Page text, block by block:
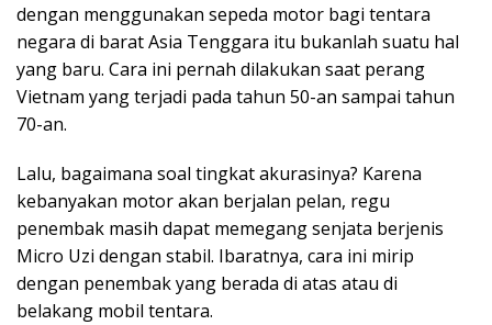
dengan menggunakan sepeda motor bagi tentara
negara di barat Asia Tenggara itu bukanlah suatu hal
yang baru. Cara ini pernah dilakukan saat perang
Vietnam yang terjadi pada tahun 50-an sampai tahun
70-an.
Lalu, bagaimana soal tingkat akurasinya? Karena
kebanyakan motor akan berjalan pelan, regu
penembak masih dapat memegang senjata berjenis
Micro Uzi dengan stabil. Ibaratnya, cara ini mirip
dengan penembak yang berada di atas atau di
belakang mobil tentara.